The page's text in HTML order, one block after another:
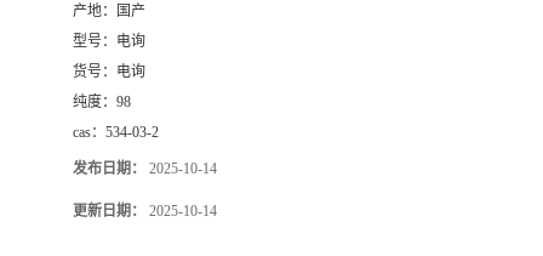
产地：
国产
型号： 电询
货号： 电询
纯度： 98
cas： 534-03-2
发布日期： 2025-10-14
更新日期： 2025-10-14